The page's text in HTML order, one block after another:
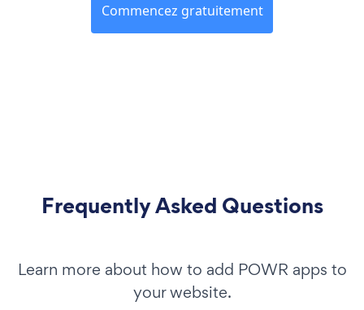
Commencez gratuitement
Frequently Asked Questions
Learn more about how to add POWR apps to
your website.